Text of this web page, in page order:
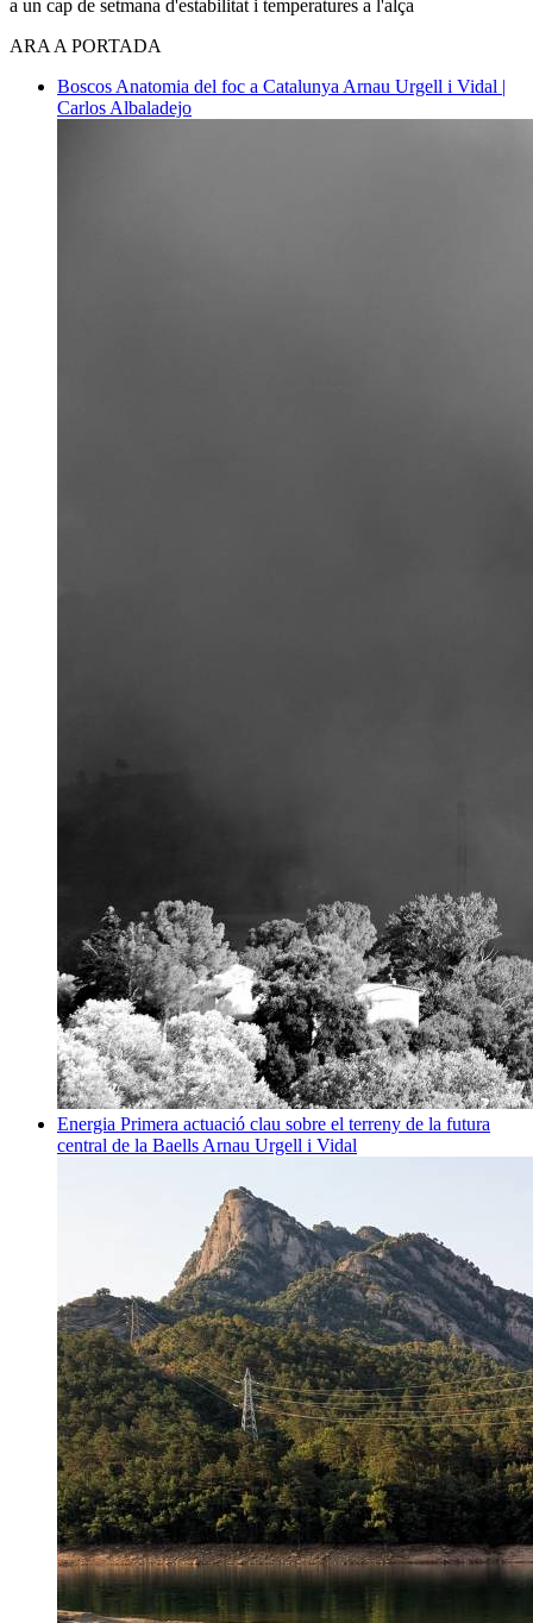
a un cap de setmana d'estabilitat i temperatures a l'alça
ARA A PORTADA
Boscos Anatomia del foc a Catalunya Arnau Urgell i Vidal |
Carlos Albaladejo
Energia Primera actuació clau sobre el terreny de la futura
central de la Baells Arnau Urgell i Vidal